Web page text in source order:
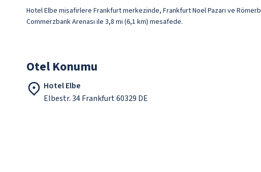
Hotel Elbe misafirlere Frankfurt merkezinde, Frankfurt Noel Pazarı ve
Commerzbank Arenası ile 3,8 mi (6,1 km) mesafede.
Otel Konumu
Hotel Elbe
Elbestr. 34 Frankfurt 60329 DE